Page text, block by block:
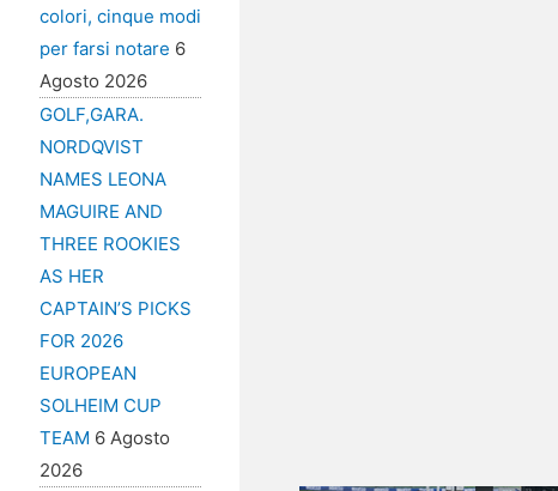
colori, cinque modi
per farsi notare 6
Agosto 2026
GOLF,GARA.
NORDQVIST
NAMES LEONA
MAGUIRE AND
THREE ROOKIES
AS HER
CAPTAIN’S PICKS
FOR 2026
EUROPEAN
SOLHEIM CUP
TEAM 6 Agosto
2026